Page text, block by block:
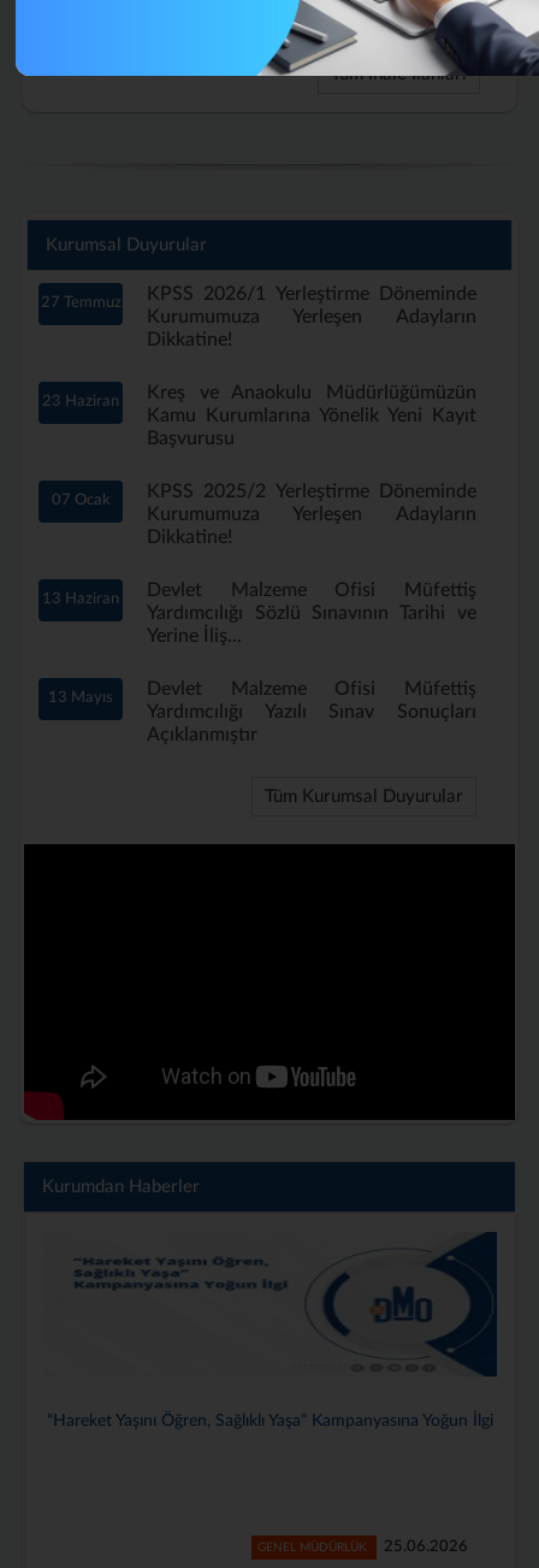
Aylık) Nisan 2026 (Tekrar)
Tüm İhale İlanları
Kurumsal Duyurular
27 Temmuz
KPSS 2026/1 Yerleştirme Döneminde
Kurumumuza Yerleşen Adayların
Dikkatine!
23 Haziran
Kreş ve Anaokulu Müdürlüğümüzün
Kamu Kurumlarına Yönelik Yeni Kayıt
Başvurusu
07 Ocak
KPSS 2025/2 Yerleştirme Döneminde
Kurumumuza Yerleşen Adayların
Dikkatine!
13 Haziran
Devlet Malzeme Ofisi Müfettiş
Yardımcılığı Sözlü Sınavının Tarihi ve
Yerine İliş...
13 Mayıs
Devlet Malzeme Ofisi Müfettiş
Yardımcılığı Yazılı Sınav Sonuçları
Açıklanmıştır
Tüm Kurumsal Duyurular
Kurumdan Haberler
Genel Müdürlüğümüzde 2025–2026 Dönemi Stajyerlerimiz İçin
GENEL MÜDÜRLÜK 24.06.2026